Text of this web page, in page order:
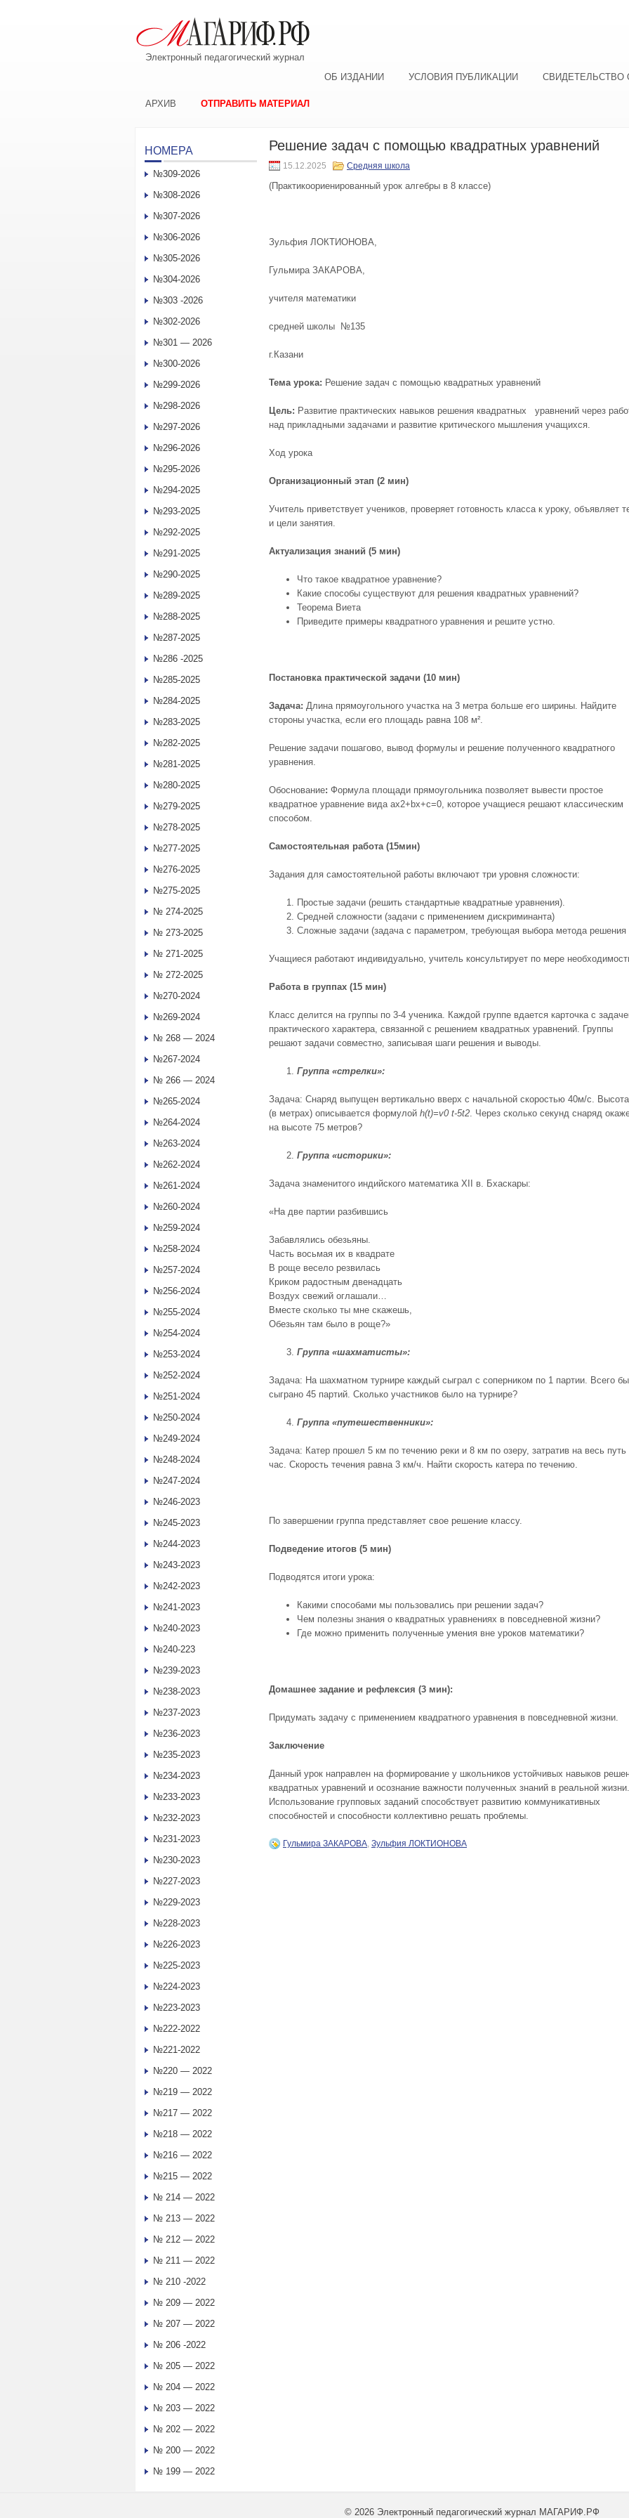
Электронный педагогический журнал
ОБ ИЗДАНИИ
УСЛОВИЯ ПУБЛИКАЦИИ СВИДЕТЕЛЬСТВО
АРХИВ ОТПРАВИТЬ МАТЕРИАЛ
Решение задач с помощью квадратных уравнений
15.12.2025 Средняя школа
(Практикоориенированный урок алгебры в 8 классе)
Зульфия ЛОКТИОНОВА,
Гульмира ЗАКАРОВА,
учителя математики
средней школы №135
г.Казани
Тема урока: Решение задач с помощью квадратных уравнений
Цель: Развитие практических навыков решения квадратных уравнений через
над прикладными задачами и развитие критического мышления учащихся.
Ход урока
Организационный этап (2 мин)
Учитель приветствует учеников, проверяет готовность класса к уроку, объявляет
и цели занятия.
Актуализация знаний (5 мин)
Что такое квадратное уравнение?
Какие способы существуют для решения квадратных уравнений?
Теорема Виета
Приведите примеры квадратного уравнения и решите устно.
Постановка практической задачи (10 мин)
Задача: Длина прямоугольного участка на 3 метра больше его ширины. Найдите
стороны участка, если его площадь равна 108 м².
Решение задачи пошагово, вывод формулы и решение полученного квадратного
уравнения.
Обоснование: Формула площади прямоугольника позволяет вывести простое
квадратное уравнение вида ax2+bx+c=0, которое учащиеся решают классическим
способом.
Самостоятельная работа (15мин)
Задания для самостоятельной работы включают три уровня сложности:
Простые задачи (решить стандартные квадратные уравнения).
Средней сложности (задачи с применением дискриминанта)
Сложные задачи (задача с параметром, требующая выбора метода решения
Учащиеся работают индивидуально, учитель консультирует по мере
Работа в группах (15 мин)
Класс делится на группы по 3-4 ученика. Каждой группе вдается карточка с
практического характера, связанной с решением квадратных уравнений. Группы
решают задачи совместно, записывая шаги решения и выводы.
Группа «стрелки»:
Задача: Снаряд выпущен вертикально вверх с начальной скоростью 40м/с. Высота
(в метрах) описывается формулой h(t)=v0 t-5t2. Через сколько секунд снаряд
на высоте 75 метров?
Группа «историки»:
Задача знаменитого индийского математика XII в. Бхаскары:
«На две партии разбившись
Забавлялись обезьяны.
Часть восьмая их в квадрате
В роще весело резвилась
Криком радостным двенадцать
Воздух свежий оглашали…
Вместе сколько ты мне скажешь,
Обезьян там было в роще?»
Группа «шахматисты»:
Задача: На шахматном турнире каждый сыграл с соперником по 1 партии. Всего
сыграно 45 партий. Сколько участников было на турнире?
Группа «путешественники»:
Задача: Катер прошел 5 км по течению реки и 8 км по озеру, затратив на весь путь
час. Скорость течения равна 3 км/ч. Найти скорость катера по течению.
По завершении группа представляет свое решение классу.
Подведение итогов (5 мин)
Подводятся итоги урока:
Какими способами мы пользовались при решении задач?
Чем полезны знания о квадратных уравнениях в повседневной жизни?
Где можно применить полученные умения вне уроков математики?
Домашнее задание и рефлексия (3 мин):
Придумать задачу с применением квадратного уравнения в повседневной жизни.
Заключение
Данный урок направлен на формирование у школьников устойчивых навыков
квадратных уравнений и осознание важности полученных знаний в реальной жизни.
Использование групповых заданий способствует развитию коммуникативных
способностей и способности коллективно решать проблемы.
Гульмира ЗАКАРОВА, Зульфия ЛОКТИОНОВА
НОМЕРА
№309-2026
№308-2026
№307-2026
№306-2026
№305-2026
№304-2026
№303 -2026
№302-2026
№301 — 2026
№300-2026
№299-2026
№298-2026
№297-2026
№296-2026
№295-2026
№294-2025
№293-2025
№292-2025
№291-2025
№290-2025
№289-2025
№288-2025
№287-2025
№286 -2025
№285-2025
№284-2025
№283-2025
№282-2025
№281-2025
№280-2025
№279-2025
№278-2025
№277-2025
№276-2025
№275-2025
№ 274-2025
№ 273-2025
№ 271-2025
№ 272-2025
№270-2024
№269-2024
№ 268 — 2024
№267-2024
№ 266 — 2024
№265-2024
№264-2024
№263-2024
№262-2024
№261-2024
№260-2024
№259-2024
№258-2024
№257-2024
№256-2024
№255-2024
№254-2024
№253-2024
№252-2024
№251-2024
№250-2024
№249-2024
№248-2024
№247-2024
№246-2023
№245-2023
№244-2023
№243-2023
№242-2023
№241-2023
№240-2023
№240-223
№239-2023
№238-2023
№237-2023
№236-2023
№235-2023
№234-2023
№233-2023
№232-2023
№231-2023
№230-2023
№227-2023
№229-2023
№228-2023
№226-2023
№225-2023
№224-2023
№223-2023
№222-2022
№221-2022
№220 — 2022
№219 — 2022
№217 — 2022
№218 — 2022
№216 — 2022
№215 — 2022
№ 214 — 2022
№ 213 — 2022
№ 212 — 2022
№ 211 — 2022
№ 210 -2022
№ 209 — 2022
№ 207 — 2022
№ 206 -2022
№ 205 — 2022
№ 204 — 2022
№ 203 — 2022
№ 202 — 2022
№ 200 — 2022
№ 199 — 2022
© 2026 Электронный педагогический журнал МАГАРИФ.РФ